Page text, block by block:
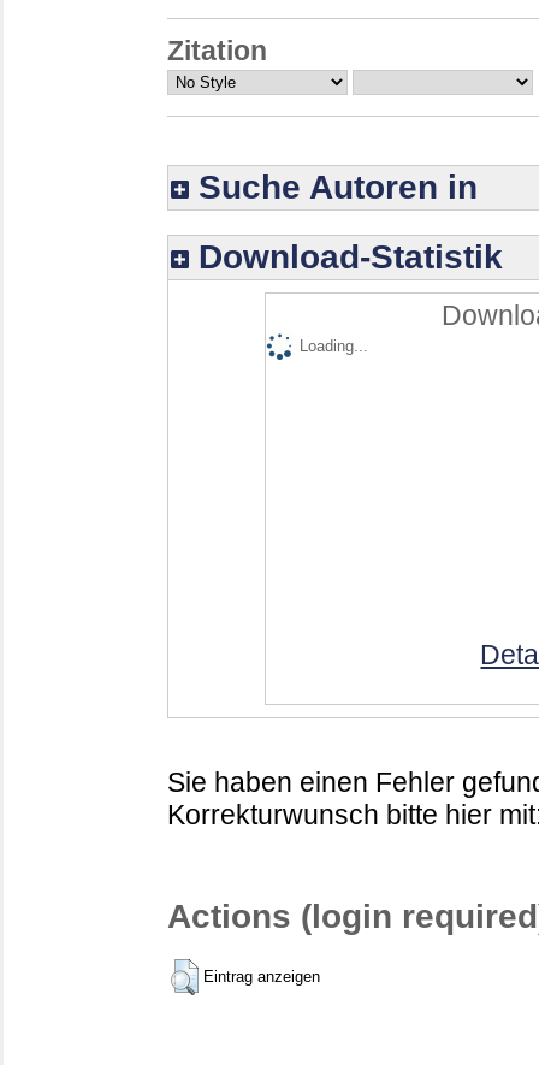
Zitation
Suche Autoren in
Download-Statistik
Loading...
Sie haben einen Fehler
Korrekturwunsch bitte hier
Actions (login
Eintrag anzeigen